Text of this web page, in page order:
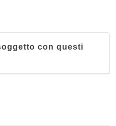
con questi